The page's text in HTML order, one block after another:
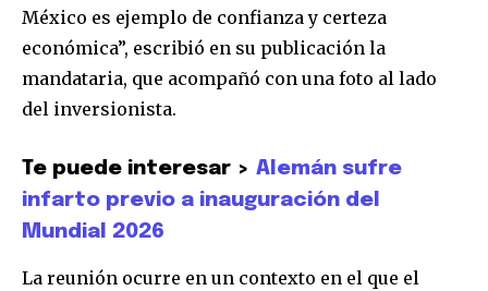
México es ejemplo de confianza y certeza
económica”, escribió en su publicación la
mandataria, que acompañó con una foto al lado
del inversionista.
Te puede interesar > Alemán sufre
infarto previo a inauguración del
Mundial 2026
La reunión ocurre en un contexto en el que el